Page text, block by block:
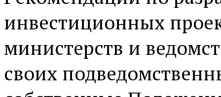
инвестиционных
министерств и
своих